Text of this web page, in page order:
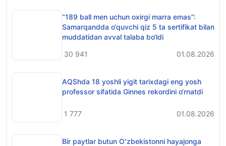
“189 ball men uchun oxirgi marra emas”:
Samarqandda o‘quvchi qiz 5 ta sertifikat bilan
muddatidan avval talaba bo‘ldi
30 941
01.08.2026
AQShda 18 yoshli yigit tarixdagi eng yosh
professor sifatida Ginnes rekordini o‘rnatdi
1 777 01.08.2026
Bir paytlar butun Oʻzbekistonni hayajonga